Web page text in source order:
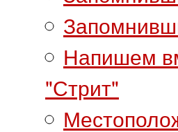
Напишем
"Стрит"